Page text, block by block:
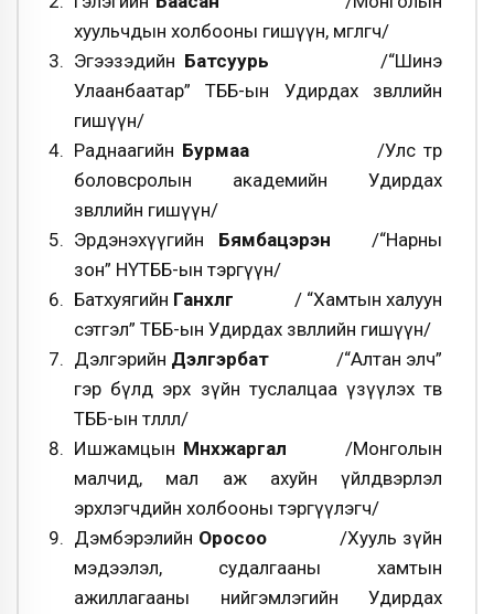
хуульчдын холбооны гишүүн, өмгөөлөгч/
Эгээзэдийн Батсуурь /“Шинэ
Улаанбаатар” ТББ-ын Удирдах зөвлөлийн
гишүүн/
Раднаагийн Бурмаа /Улс төр
боловсролын академийн Удирдах
зөвлөлийн гишүүн/
Эрдэнэхүүгийн Бямбацэрэн /“Нарны
зон” НҮТББ-ын тэргүүн/
Батхуягийн Ганхөлөг
/ “Хамтын халуун
сэтгэл” ТББ-ын Удирдах зөвлөлийн гишүүн/
Дэлгэрийн Дэлгэрбат /“Алтан элч”
гэр бүлд эрх зүйн туслалцаа үзүүлэх төв
ТББ-ын төлөөлөл/
Ишжамцын Мөнхжаргал /Монголын
малчид, мал аж ахуйн үйлдвэрлэл
эрхлэгчдийн холбооны тэргүүлэгч/
Дэмбэрэлийн Оросоо /Хууль зүйн
мэдээлэл, судалгааны хамтын
ажиллагааны нийгэмлэгийн Удирдах